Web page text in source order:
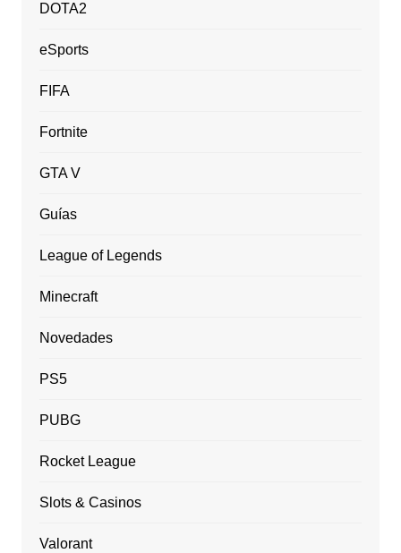
DOTA2
eSports
FIFA
Fortnite
GTA V
Guías
League of Legends
Minecraft
Novedades
PS5
PUBG
Rocket League
Slots & Casinos
Valorant